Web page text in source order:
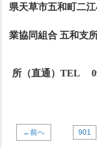
県天草市五和町二江
業協同組合 五和支
所（直通）TEL
←前へ 901